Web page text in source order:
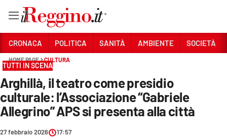
Sezioni
CRONACA
POLITICA
SANITÀ
CRONACA POLITICA SANITÀ AMBIENTE SOCIETÀ
HOME PAGE CULTURA
TUTTI IN SCENA
Arghillà, il teatro come presidio
culturale: l’Associazione “Gabriele
Allegrino” APS si presenta alla città
27 febbraio 2026 17:57